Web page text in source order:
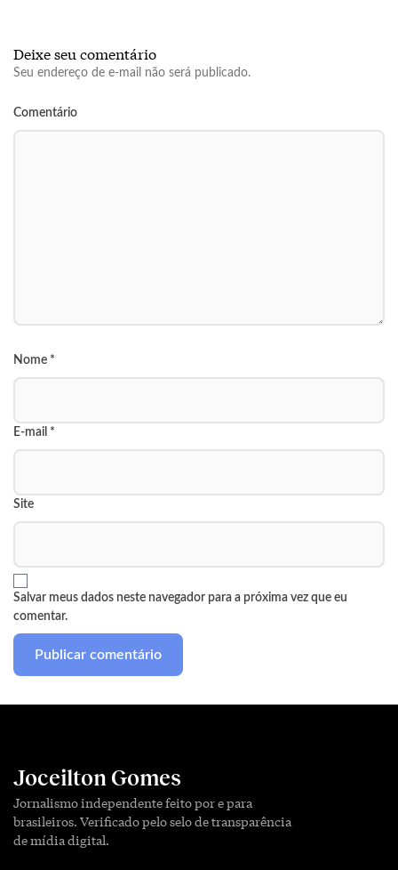
Deixe seu comentário
Seu endereço de e-mail não será publicado.
Comentário
Nome *
E-mail *
Site
Salvar meus dados neste navegador para a próxima vez que eu
comentar.
Joceilton Gomes
Jornalismo independente feito por e para
brasileiros. Verificado pelo selo de transparência
de mídia digital.